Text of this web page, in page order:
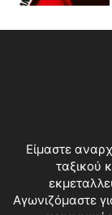
Είμαστε
ταξικού
Αγωνιζόμαστε